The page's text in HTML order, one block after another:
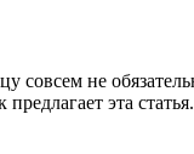
совсем не
эта